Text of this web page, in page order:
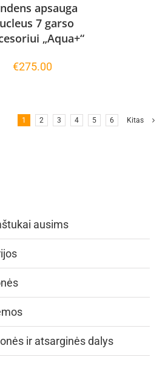
apsauga
7 garso
„Aqua+“
€275.00
1 2 3 4 5 6 Kitas
ausims
ir atsarginės dalys